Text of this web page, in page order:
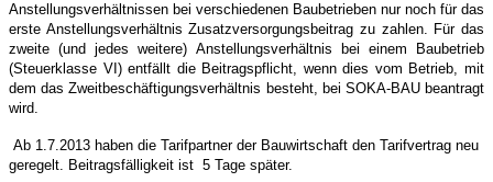
Anstellungsverhältnissen bei verschiedenen Baubetrieben nur noch für das
erste Anstellungsverhältnis Zusatzversorgungsbeitrag zu zahlen. Für das
zweite (und jedes weitere) Anstellungsverhältnis bei einem Baubetrieb
(Steuerklasse VI) entfällt die Beitragspflicht, wenn dies vom Betrieb, mit
dem das Zweitbeschäftigungsverhältnis besteht, bei SOKA-BAU beantragt
wird.
Ab 1.7.2013 haben die Tarifpartner der Bauwirtschaft den Tarifvertrag neu
geregelt. Beitragsfälligkeit ist 5 Tage später.